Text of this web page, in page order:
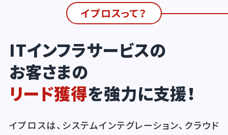
イプロスって？
ITインフラサービスの
お客さまの
リード獲得を強力に支援！
イプロスは、システムインテグレーション、クラウド